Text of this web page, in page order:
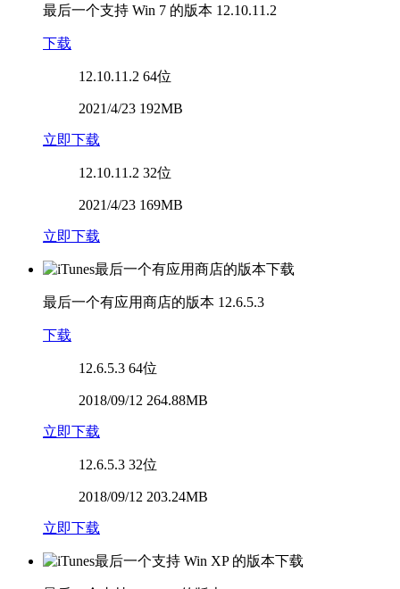
最后一个支持 Win 7 的版本 12.10.11.2
下载
12.10.11.2 64位
2021/4/23 192MB
立即下载
12.10.11.2 32位
2021/4/23 169MB
立即下载
最后一个有应用商店的版本 12.6.5.3
下载
12.6.5.3 64位
2018/09/12 264.88MB
立即下载
12.6.5.3 32位
2018/09/12 203.24MB
立即下载